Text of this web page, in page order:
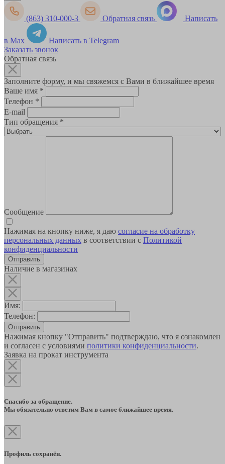
(863) 310-000-3 Обратная связь Написать
в Max
Написать в Telegram
Заказать звонок
Обратная связь
Заполните форму, и мы свяжемся с Вами в ближайшее время
Ваше имя *
Телефон *
E-mail
Тип обращения *
Сообщение
Нажимая на кнопку ниже, я даю согласие на обработку
персональных данных в соответствии с Политикой
конфиденциальности
Наличие в магазинах
Имя:
Телефон:
Отправить
Нажимая кнопку "Отправить" подтверждаю, что я ознакомлен
и согласен с условиями политики конфиденциальности.
Заявка на прокат инструмента
Спасибо за обращение.
Мы обязательно ответим Вам в самое ближайшее время.
Профиль сохранён.